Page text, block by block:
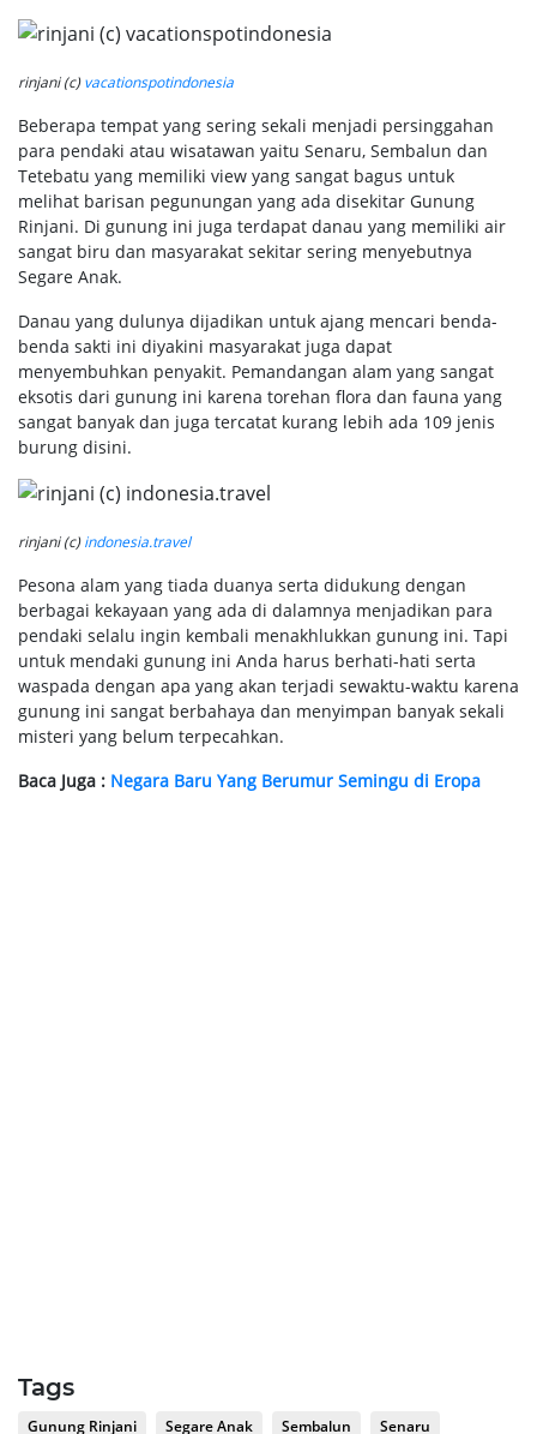
rinjani (c)vacationspotindonesia
Beberapa tempat yang sering sekali menjadi persinggahan
para pendaki atau wisatawan yaitu Senaru, Sembalun dan
Tetebatu yang memiliki view yang sangat bagus untuk
melihat barisan pegunungan yang ada disekitar Gunung
Rinjani. Di gunung ini juga terdapat danau yang memiliki air
sangat biru dan masyarakat sekitar sering menyebutnya
Segare Anak.
Danau yang dulunya dijadikan untuk ajang mencari benda-
benda sakti ini diyakini masyarakat juga dapat
menyembuhkan penyakit. Pemandangan alam yang sangat
eksotis dari gunung ini karena torehan flora dan fauna yang
sangat banyak dan juga tercatat kurang lebih ada 109 jenis
burung disini.
rinjani (c)indonesia.travel
Pesona alam yang tiada duanya serta didukung dengan
berbagai kekayaan yang ada di dalamnya menjadikan para
pendaki selalu ingin kembali menakhlukkan gunung ini. Tapi
untuk mendaki gunung ini Anda harus berhati-hati serta
waspada dengan apa yang akan terjadi sewaktu-waktu karena
gunung ini sangat berbahaya dan menyimpan banyak sekali
misteri yang belum terpecahkan.
Baca Juga : Negara Baru Yang Berumur Semingu di Eropa
Tags
Gunung Rinjani Segare Anak Sembalun Senaru